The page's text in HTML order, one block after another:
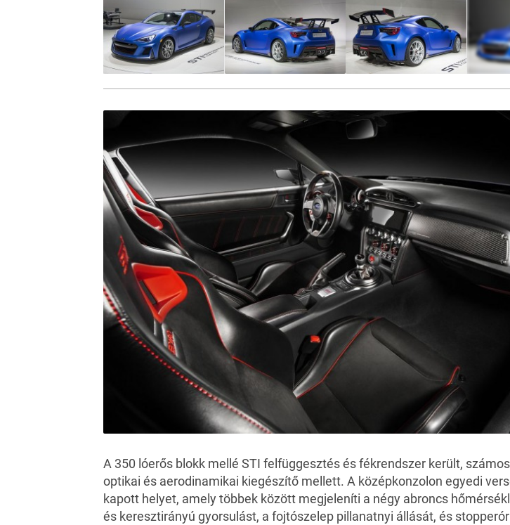
A 350 lóerős blokk mellé STI felfüggesztés és fékrendszer került,
optikai és aerodinamikai kiegészítő mellett. A középkonzolon egyedi
kapott helyet, amely többek között megjeleníti a négy abroncs
és keresztirányú gyorsulást, a fojtószelep pillanatnyi állását, és